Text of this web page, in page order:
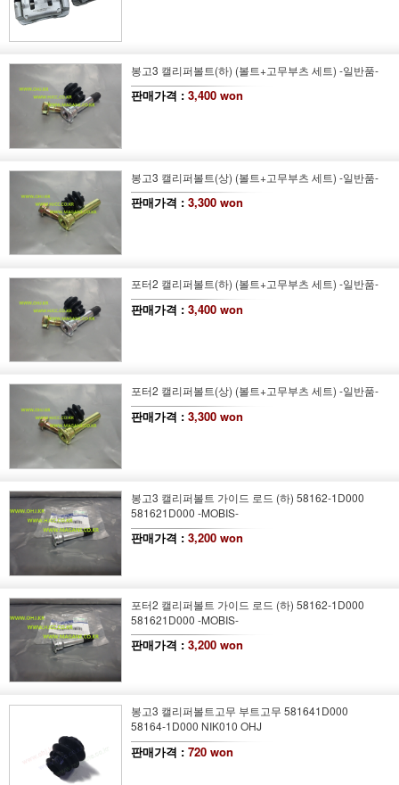
봉고3 캘리퍼볼트(하) (볼트+고무부츠 세트) -일반품-
판매가격 : 3,400 won
봉고3 캘리퍼볼트(상) (볼트+고무부츠 세트) -일반품-
판매가격 : 3,300 won
포터2 캘리퍼볼트(하) (볼트+고무부츠 세트) -일반품-
판매가격 : 3,400 won
포터2 캘리퍼볼트(상) (볼트+고무부츠 세트) -일반품-
판매가격 : 3,300 won
봉고3 캘리퍼볼트 가이드 로드 (하) 58162-1D000
581621D000 -MOBIS-
판매가격 : 3,200 won
포터2 캘리퍼볼트 가이드 로드 (하) 58162-1D000
581621D000 -MOBIS-
판매가격 : 3,200 won
봉고3 캘리퍼볼트고무 부트고무 581641D000
58164-1D000 NIK010 OHJ
판매가격 : 720 won